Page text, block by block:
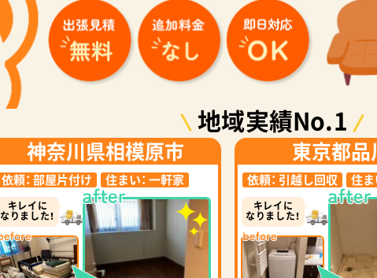
地域実績No.1
神奈川県相模原市
依頼： 部屋片付け 住まい： 一軒家
キレイに
なりました！
東京都品
依頼： 引越し回収 住ま
キレイに
なりました！